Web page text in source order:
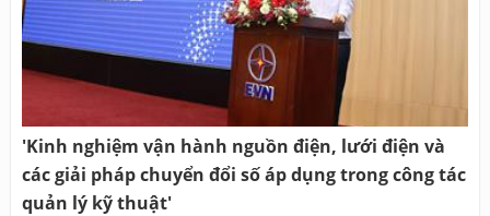
'Kinh nghiệm vận hành nguồn điện, lưới điện và
các giải pháp chuyển đổi số áp dụng trong công tác
quản lý kỹ thuật'